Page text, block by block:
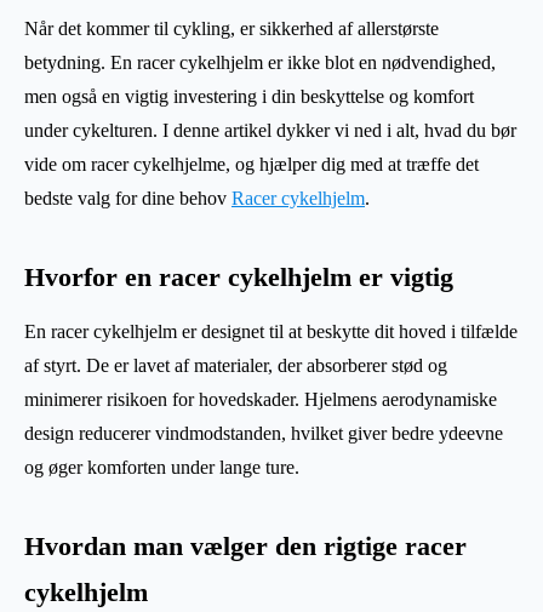
Når det kommer til cykling, er sikkerhed af allerstørste
betydning. En racer cykelhjelm er ikke blot en nødvendighed,
men også en vigtig investering i din beskyttelse og komfort
under cykelturen. I denne artikel dykker vi ned i alt, hvad du bør
vide om racer cykelhjelme, og hjælper dig med at træffe det
bedste valg for dine behov Racer cykelhjelm.
Hvorfor en racer cykelhjelm er vigtig
En racer cykelhjelm er designet til at beskytte dit hoved i tilfælde
af styrt. De er lavet af materialer, der absorberer stød og
minimerer risikoen for hovedskader. Hjelmens aerodynamiske
design reducerer vindmodstanden, hvilket giver bedre ydeevne
og øger komforten under lange ture.
Hvordan man vælger den rigtige racer
cykelhjelm